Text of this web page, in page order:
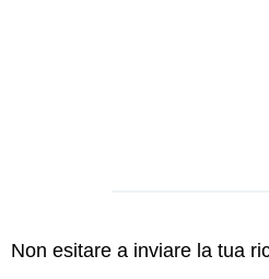
Non esitare a inviare la tua